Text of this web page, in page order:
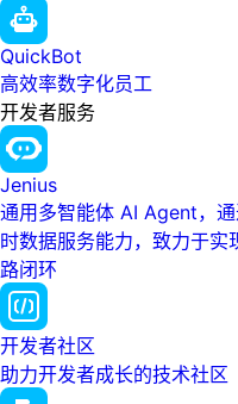
QuickBot
高效率数字化员工
开发者服务
Jenius
通用多智能体 AI Agent，
时数据服务能力，致力于实
路闭环
开发者社区
助力开发者成长的技术社区